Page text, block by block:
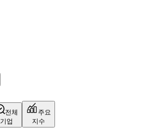
전체
기업
주요
지수